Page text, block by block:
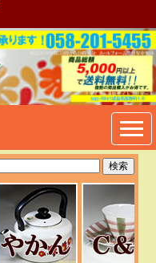
食器生活雑
マート